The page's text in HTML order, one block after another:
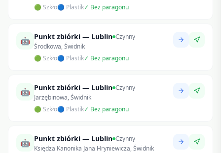
🟢 Szkło🔵 Plastik✓ Bez paragonu
🤖 Punkt zbiórki — Lublin Czynny
Środkowa, Świdnik
🟢 Szkło🔵 Plastik✓ Bez paragonu
🤖 Punkt zbiórki — Lublin Czynny
Jarzębinowa, Świdnik
🟢 Szkło🔵 Plastik✓ Bez paragonu
🤖 Punkt zbiórki — Lublin Czynny
Księdza Kanonika Jana Hryniewicza, Świdnik